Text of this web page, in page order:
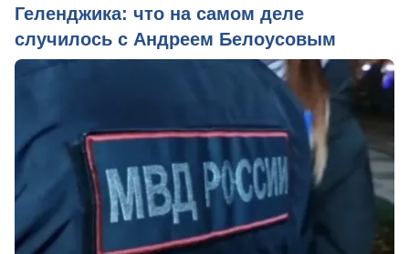
Геленджика: что на самом деле
случилось с Андреем Белоусовым